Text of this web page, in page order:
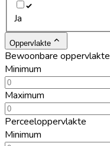
Ja
Oppervlakte
Bewoonbare oppervlakte
Minimum
Maximum
Perceeloppervlakte
Minimum